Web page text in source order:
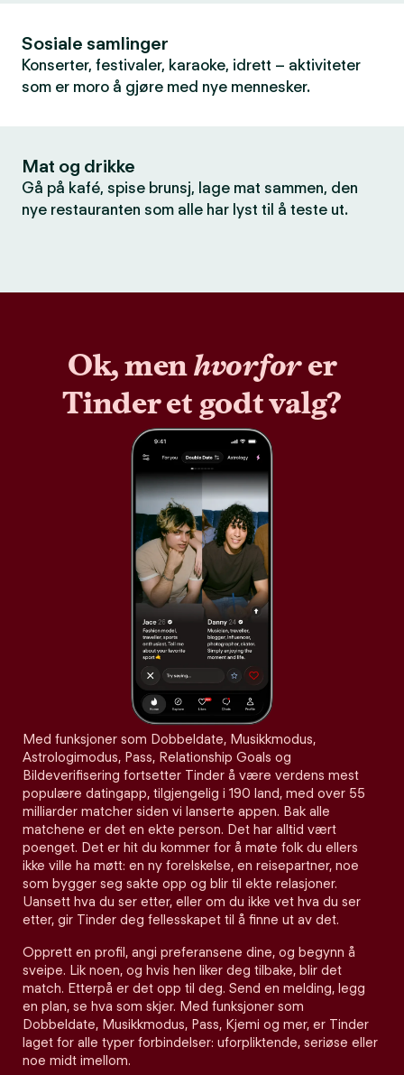
Sosiale samlinger
Konserter, festivaler, karaoke, idrett – aktiviteter
som er moro å gjøre med nye mennesker.
Mat og drikke
Gå på kafé, spise brunsj, lage mat sammen, den
nye restauranten som alle har lyst til å teste ut.
Ok, menhvorforer
Tinder et godt valg?
Med funksjoner som Dobbeldate, Musikkmodus,
Astrologimodus, Pass, Relationship Goals og
Bildeverifisering fortsetter Tinder å være verdens mest
populære datingapp, tilgjengelig i 190 land, med over 55
milliarder matcher siden vi lanserte appen. Bak alle
matchene er det en ekte person. Det har alltid vært
poenget. Det er hit du kommer for å møte folk du ellers
ikke ville ha møtt: en ny forelskelse, en reisepartner, noe
som bygger seg sakte opp og blir til ekte relasjoner.
Uansett hva du ser etter, eller om du ikke vet hva du ser
etter, gir Tinder deg fellesskapet til å finne ut av det.
Opprett en profil, angi preferansene dine, og begynn å
sveipe. Lik noen, og hvis hen liker deg tilbake, blir det
match. Etterpå er det opp til deg. Send en melding, legg
en plan, se hva som skjer. Med funksjoner som
Dobbeldate, Musikkmodus, Pass, Kjemi og mer, er Tinder
laget for alle typer forbindelser: uforpliktende, seriøse eller
noe midt imellom.